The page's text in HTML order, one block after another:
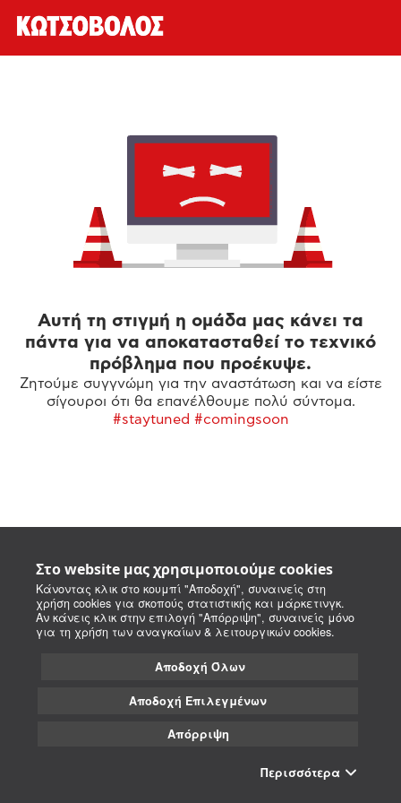
Στο website μας χρησιμοποιούμε cookies
Κάνοντας κλικ στο κουμπί "Αποδοχή", συναινείς στη
χρήση cookies για σκοπούς στατιστικής και μάρκετινγκ.
Αν κάνεις κλικ στην επιλογή "Απόρριψη", συναινείς μόνο
για τη χρήση των αναγκαίων & λειτουργικών cookies.
Αποδοχή Όλων
Αποδοχή Επιλεγμένων
Απόρριψη
Περισσότερα
Αυτή τη στιγμή η ομάδα μας κάνει τα
πάντα για να αποκατασταθεί το τεχνικό
πρόβλημα που προέκυψε.
Ζητούμε συγγνώμη για την αναστάτωση και να είστε
σίγουροι ότι θα επανέλθουμε πολύ σύντομα.
#staytuned #comingsoon